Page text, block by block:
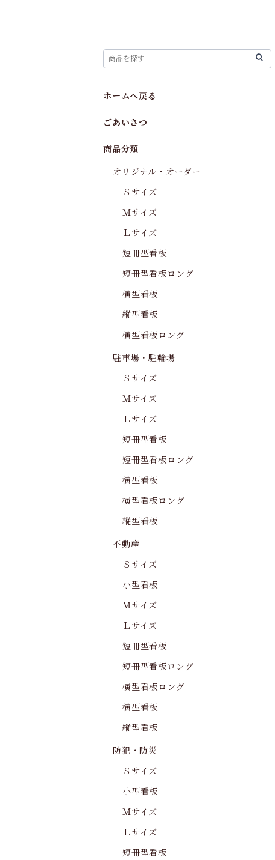
ホームへ戻る
ごあいさつ
商品分類
オリジナル・オーダー
Ｓサイズ
Ｍサイズ
Ｌサイズ
短冊型看板
短冊型看板ロング
横型看板
縦型看板
横型看板ロング
駐車場・駐輪場
Ｓサイズ
Ｍサイズ
Ｌサイズ
短冊型看板
短冊型看板ロング
横型看板
横型看板ロング
縦型看板
不動産
Ｓサイズ
小型看板
Ｍサイズ
Ｌサイズ
短冊型看板
短冊型看板ロング
横型看板ロング
横型看板
縦型看板
防犯・防災
Ｓサイズ
小型看板
Ｍサイズ
Ｌサイズ
短冊型看板